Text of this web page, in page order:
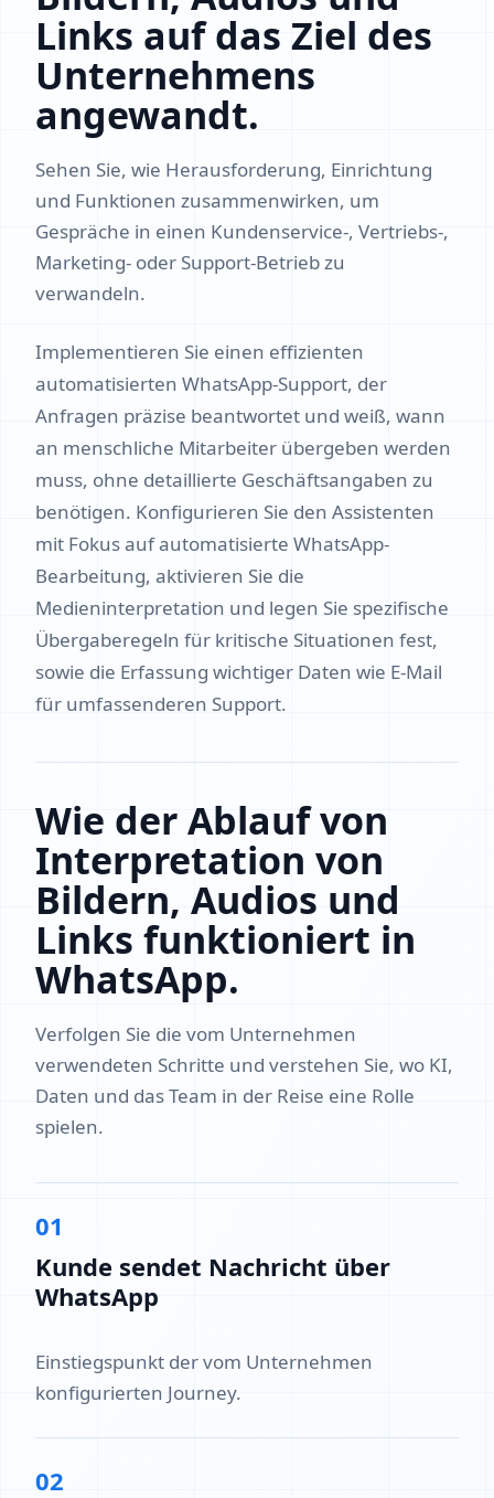
Links auf das Ziel des
Unternehmens
angewandt.
Sehen Sie, wie Herausforderung, Einrichtung
und Funktionen zusammenwirken, um
Gespräche in einen Kundenservice-, Vertriebs-,
Marketing- oder Support-Betrieb zu
verwandeln.
Implementieren Sie einen effizienten
automatisierten WhatsApp-Support, der
Anfragen präzise beantwortet und weiß, wann
an menschliche Mitarbeiter übergeben werden
muss, ohne detaillierte Geschäftsangaben zu
benötigen. Konfigurieren Sie den Assistenten
mit Fokus auf automatisierte WhatsApp-
Bearbeitung, aktivieren Sie die
Medieninterpretation und legen Sie spezifische
Übergaberegeln für kritische Situationen fest,
sowie die Erfassung wichtiger Daten wie E‑Mail
für umfassenderen Support.
Wie der Ablauf von
Interpretation von
Bildern, Audios und
Links funktioniert in
WhatsApp.
Verfolgen Sie die vom Unternehmen
verwendeten Schritte und verstehen Sie, wo KI,
Daten und das Team in der Reise eine Rolle
spielen.
01
Kunde sendet Nachricht über
WhatsApp
Einstiegspunkt der vom Unternehmen
konfigurierten Journey.
02